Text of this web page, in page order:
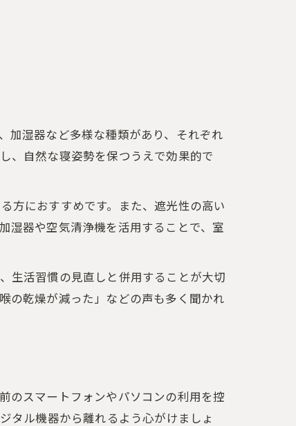
加湿器など多様な種類があり、それぞれ
、自然な寝姿勢を保つうえで効果的で
方におすすめです。また、遮光性の高い
湿器や空気清浄機を活用することで、室
生活習慣の見直しと併用することが大切
の乾燥が減った」などの声も多く聞かれ
のスマートフォンやパソコンの利用を控
タル機器から離れるよう心がけましょ